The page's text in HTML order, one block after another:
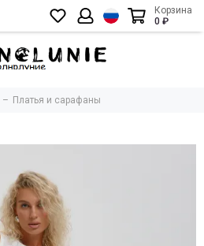
Корзина
0 ₽
Платья и сарафаны